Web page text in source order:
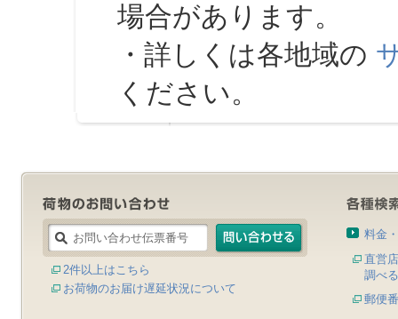
場合があります。
・詳しくは各地域の
ください。
2件以上はこちら
お荷物のお届け遅延状況について
料金
直営
調べる
郵便